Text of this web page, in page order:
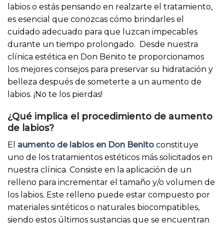
labios o estás pensando en realzarte el tratamiento,
es esencial que conozcas cómo brindarles el
cuidado adecuado para que luzcan impecables
durante un tiempo prolongado. Desde nuestra
clínica estética en Don Benito te proporcionamos
los mejores consejos para preservar su hidratación y
belleza después de someterte a un aumento de
labios. ¡No te los pierdas!
¿Qué implica el procedimiento de aumento
de labios?
El aumento de labios en Don Benito constituye
uno de los tratamientos estéticos más solicitados en
nuestra clínica. Consiste en la aplicación de un
relleno para incrementar el tamaño y/o volumen de
los labios. Este relleno puede estar compuesto por
materiales sintéticos o naturales biocompatibles,
siendo estos últimos sustancias que se encuentran